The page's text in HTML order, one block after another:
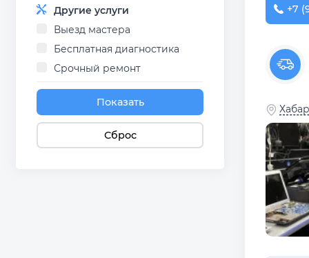
Другие услуги
Выезд мастера
Бесплатная диагностика
Срочный ремонт
Показать
Сброс
+7